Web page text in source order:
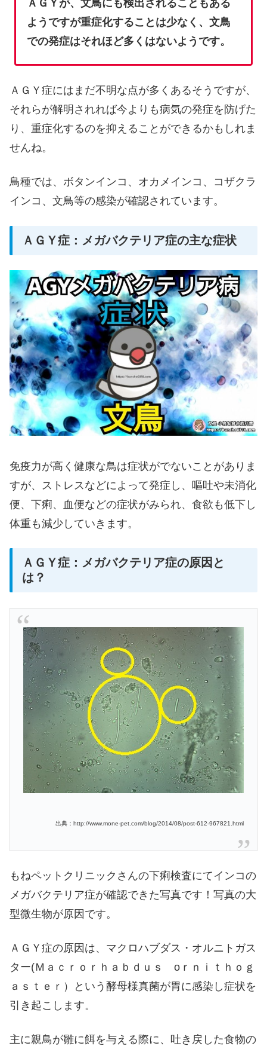
ＡＧＹが、文鳥にも検出されることもある
ようですが重症化することは少なく、文鳥
での発症はそれほど多くはないようです。
ＡＧＹ症にはまだ不明な点が多くあるそうですが、
それらが解明されれば今よりも病気の発症を防げた
り、重症化するのを抑えることができるかもしれま
せんね。
鳥種では、ボタンインコ、オカメインコ、コザクラ
インコ、文鳥等の感染が確認されています。
ＡＧＹ症：メガバクテリア症の主な症状
免疫力が高く健康な鳥は症状がでないことがありま
すが、ストレスなどによって発症し、嘔吐や未消化
便、下痢、血便などの症状がみられ、食欲も低下し
体重も減少していきます。
ＡＧＹ症：メガバクテリア症の原因と
は？
出典：http://www.mone-pet.com/blog/2014/08/post-612-967821.html
もねペットクリニックさんの下痢検査にてインコの
メガバクテリア症が確認できた写真です！写真の大
型微生物が原因です。
ＡＧＹ症の原因は、マクロハブダス・オルニトガス
ター(Ｍａｃｒｏｒｈａｂｄｕｓ oｒｎｉｔｈｏｇ
ａｓｔｅｒ）という酵母様真菌が胃に感染し症状を
引き起こします。
主に親鳥が雛に餌を与える際に、吐き戻した食物の